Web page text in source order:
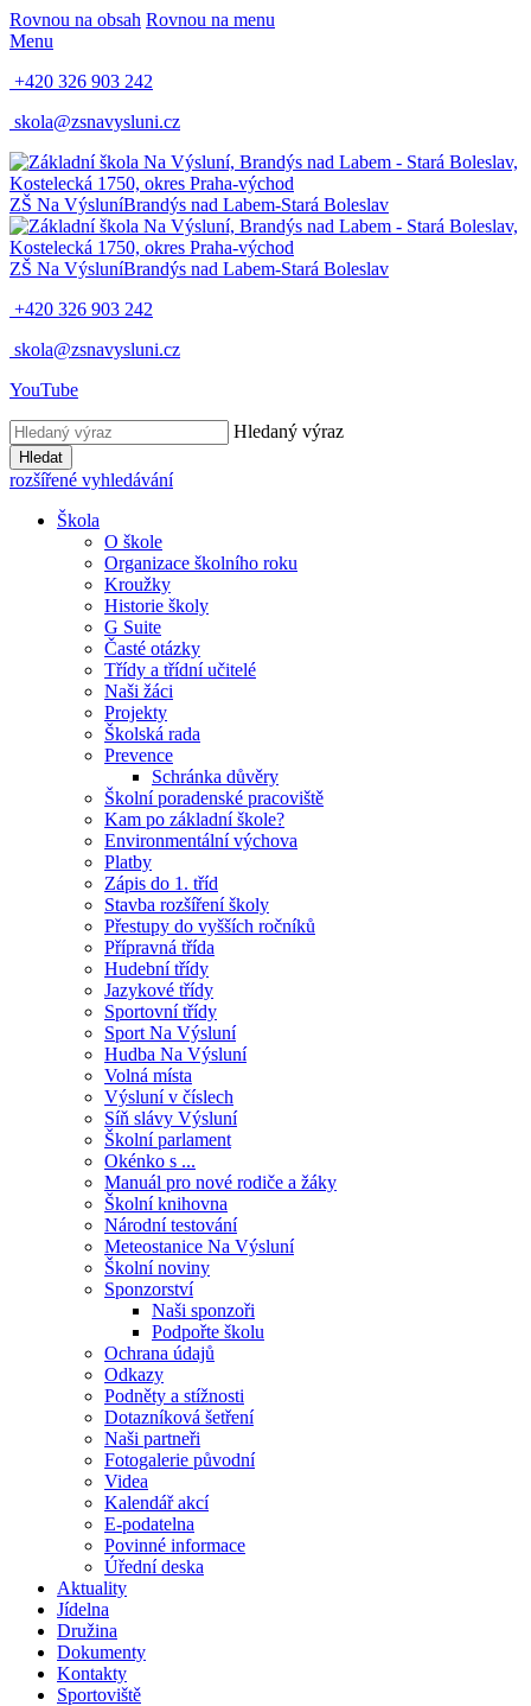
Rovnou na obsah Rovnou na menu
Menu
+420 326 903 242
skola@zsnavysluni.cz
ZŠ Na VýsluníBrandýs nad Labem-Stará Boleslav
ZŠ Na VýsluníBrandýs nad Labem-Stará Boleslav
+420 326 903 242
skola@zsnavysluni.cz
YouTube
Hledaný výraz
Hledat
rozšířené vyhledávání
Škola
O škole
Organizace školního roku
Kroužky
Historie školy
G Suite
Časté otázky
Třídy a třídní učitelé
Naši žáci
Projekty
Školská rada
Prevence
Schránka důvěry
Školní poradenské pracoviště
Kam po základní škole?
Environmentální výchova
Platby
Zápis do 1. tříd
Stavba rozšíření školy
Přestupy do vyšších ročníků
Přípravná třída
Hudební třídy
Jazykové třídy
Sportovní třídy
Sport Na Výsluní
Hudba Na Výsluní
Volná místa
Výsluní v číslech
Síň slávy Výsluní
Školní parlament
Okénko s ...
Manuál pro nové rodiče a žáky
Školní knihovna
Národní testování
Meteostanice Na Výsluní
Školní noviny
Sponzorství
Naši sponzoři
Podpořte školu
Ochrana údajů
Odkazy
Podněty a stížnosti
Dotazníková šetření
Naši partneři
Fotogalerie původní
Videa
Kalendář akcí
E-podatelna
Povinné informace
Úřední deska
Aktuality
Jídelna
Družina
Dokumenty
Kontakty
Sportoviště